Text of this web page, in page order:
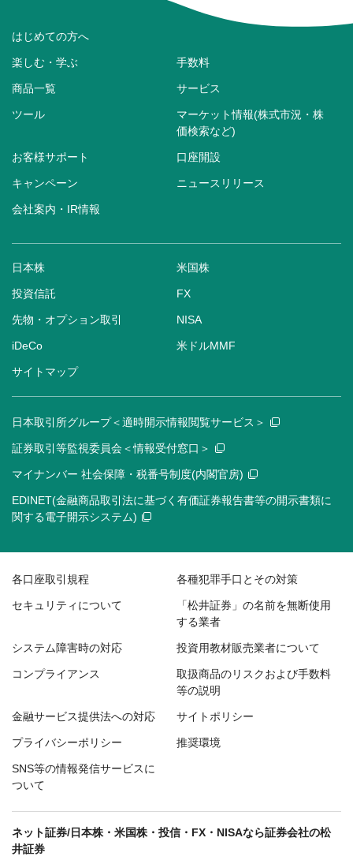
はじめての方へ
楽しむ・学ぶ 手数料
商品一覧 サービス
ツール
マーケット情報(株式市況・株
価検索など)
お客様サポート 口座開設
キャンペーン ニュースリリース
会社案内・IR情報
日本株 米国株
投資信託 FX
先物・オプション取引 NISA
iDeCo 米ドルMMF
サイトマップ
日本取引所グループ＜適時開示情報閲覧サービス＞
証券取引等監視委員会＜情報受付窓口＞
マイナンバー 社会保障・税番号制度(内閣官房)
EDINET(金融商品取引法に基づく有価証券報告書等の開示書類に
関する電子開示システム)
各口座取引規程 各種犯罪手口とその対策
セキュリティについて
「松井証券」の名前を無断使用
する業者
システム障害時の対応 投資用教材販売業者について
コンプライアンス
取扱商品のリスクおよび手数料
等の説明
金融サービス提供法への対応 サイトポリシー
プライバシーポリシー 推奨環境
SNS等の情報発信サービスに
ついて
ネット証券/日本株・米国株・投信・FX・NISAなら証券会社の松
井証券